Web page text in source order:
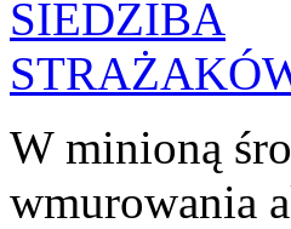
W minioną
wmurowania